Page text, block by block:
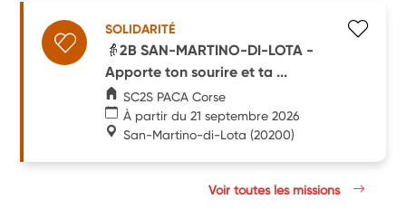
SOLIDARITÉ
👵2B SAN-MARTINO-DI-LOTA -
Apporte ton sourire et ta ...
SC2S PACA Corse
À partir du 21 septembre 2026
San-Martino-di-Lota (20200)
Voir toutes les missions